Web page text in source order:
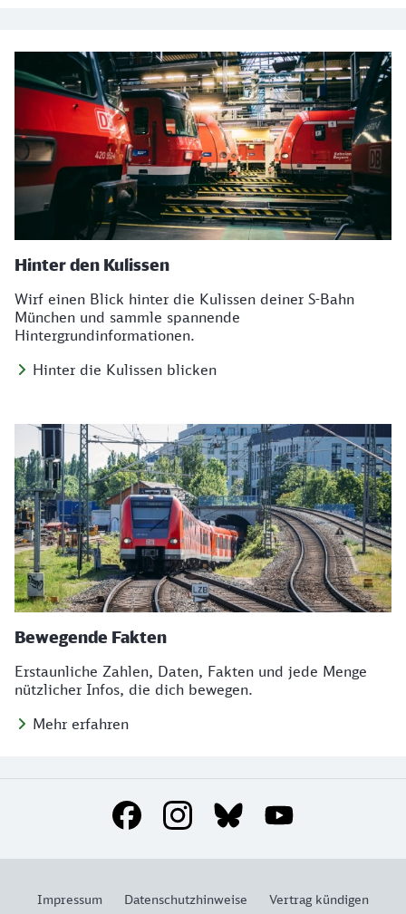
Hinter den Kulissen
Wirf einen Blick hinter die Kulissen deiner S-Bahn
München und sammle spannende
Hintergrundinformationen.
Hinter die Kulissen blicken
Bewegende Fakten
Erstaunliche Zahlen, Daten, Fakten und jede Menge
nützlicher Infos, die dich bewegen.
Mehr erfahren
Social Media Links
Impressum Datenschutzhinweise Vertrag kündigen